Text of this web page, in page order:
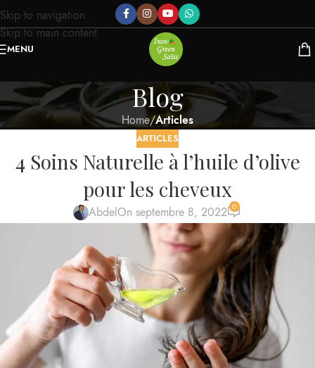
Skip to navigation
Skip to main content
MENU
Blog
Home/Articles
ARTICLES
4 Soins Naturelle à l’huile d’olive
pour les cheveux
AbdelOn septembre 8, 2022 0